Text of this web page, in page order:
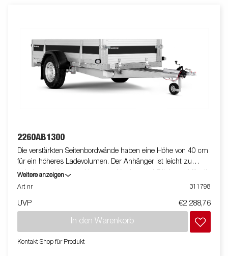
2260AB1300
Die verstärkten Seitenbordwände haben eine Höhe von 40 cm
für ein höheres Ladevolumen. Der Anhänger ist leicht zu
beladen und hat eine klappbare Vorder- und Rückwand für die
Beladung längerer Güter. Alle Ausführungen sind mit
eine sichere Verladung der Ware ausgestattet. Wie immer
unsere Anhänger an. Die Bilder dienen der Illustration und
Weitere anzeigen
Art nr
311798
UVP €2 288,76
In den Warenkorb
Kontakt Shop für Produkt